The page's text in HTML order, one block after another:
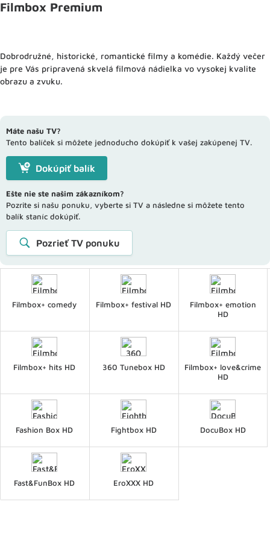
Filmbox Premium
Dobrodružné, historické, romantické filmy a komédie. Každý večer
je pre Vás pripravená skvelá filmová nádielka vo vysokej kvalite
obrazu a zvuku.
Máte našu TV?
Tento balíček si môžete jednoducho dokúpiť k vašej zakúpenej TV.
Dokúpiť balík
Ešte nie ste našim zákazníkom?
Pozrite si našu ponuku, vyberte si TV a následne si môžete tento
balík staníc dokúpiť.
Pozrieť TV ponuku
Filmbox+ comedy Filmbox+ festival HD
Filmbox+ emotion
HD
Filmbox+ hits HD 360 Tunebox HD
Filmbox+ love&crime
HD
Fashion Box HD Fightbox HD DocuBox HD
Fast&FunBox HD EroXXX HD